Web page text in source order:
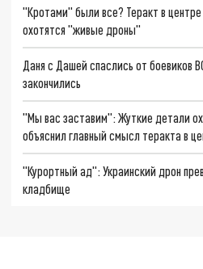
"Кротами" были все? Теракт в
охотятся "живые дроны"
Даня с Дашей спаслись от боевиков
закончились
"Мы вас заставим": Жуткие детали
объяснил главный смысл теракта в
"Курортный ад": Украинский дрон
кладбище